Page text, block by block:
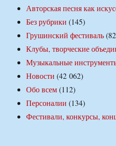
Авторская песня как
Без рубрики (145)
Грушинский фестиваль
Клубы, творческие
Музыкальные
Новости (42 062)
Обо всем(112)
Персоналии (134)
Фестивали, конкурсы,